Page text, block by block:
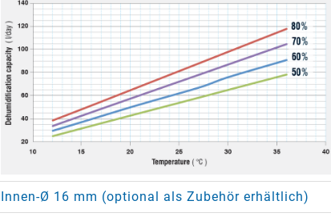
Innen-Ø 16 mm (optional als Zubehör erhältlich)